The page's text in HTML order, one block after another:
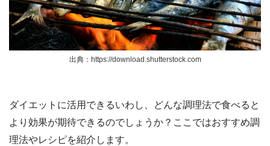
出典：https://download.shutterstock.com
ダイエットに活用できるいわし、どんな調理法で食べると
より効果が期待できるのでしょうか？ここではおすすめ調
理法やレシピを紹介します。